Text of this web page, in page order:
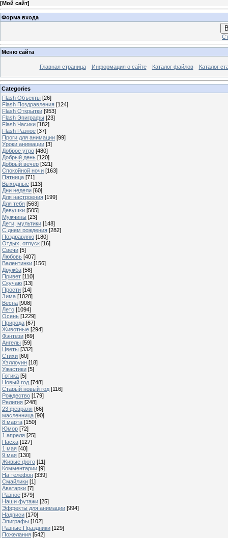
[Мой сайт]
Форма входа
Меню сайта
Главная страница Информация о сайте Каталог файлов Каталог
Categories
Flash Объекты [26]
Flash Поздравления [124]
Flash Открытки [953]
Flash Эпиграфы [23]
Flash Часики [182]
Flash Разное [37]
Проги для анимации [99]
Уроки анимации [3]
Доброе утро [480]
Добрый день [120]
Добрый вечер [321]
Спокойной ночи [163]
Пятница [71]
Выходные [113]
Дни недели [60]
Для настроения [199]
Для тебя [563]
Девушки [505]
Мужчины [23]
Дети, мультики [148]
С днем рождения [282]
Поздравляю [180]
Отдых, отпуск [16]
Свечи [5]
Любовь [407]
Валентинки [156]
Дружба [58]
Привет [110]
Скучаю [13]
Прости [14]
Зима [1028]
Весна [908]
Лето [1094]
Осень [1229]
Природа [67]
Животные [294]
Фэнтези [69]
Ангелы [59]
Цветы [332]
Стихи [60]
Хэллоуин [18]
Ужастики [5]
Готика [5]
Новый год [748]
Старый новый год [116]
Рождество [179]
Религия [248]
23 февраля [66]
масленница [90]
8 марта [150]
Юмор [72]
1 апреля [25]
Пасха [127]
1 мая [40]
9 мая [130]
Живые фото [11]
Комментарии [9]
На телефон [339]
Смайлики [1]
Аватарки [7]
Разное [379]
Наши футажи [25]
Эффекты для анимации [994]
Надписи [170]
Эпиграфы [102]
Разные Праздники [129]
Пожелания [542]